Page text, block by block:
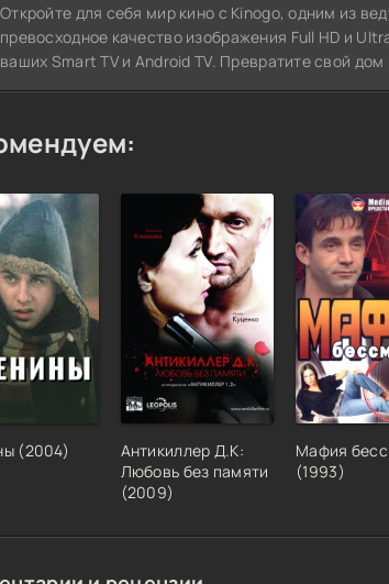
Откройте для себя мир кино с Kinogo, одним из
превосходное качество изображения Full HD и
ваших Smart TV и Android TV. Превратите свой
(2004)
Антикиллер Д.К:
Любовь без памяти
(2009)
Мафия
(1993)